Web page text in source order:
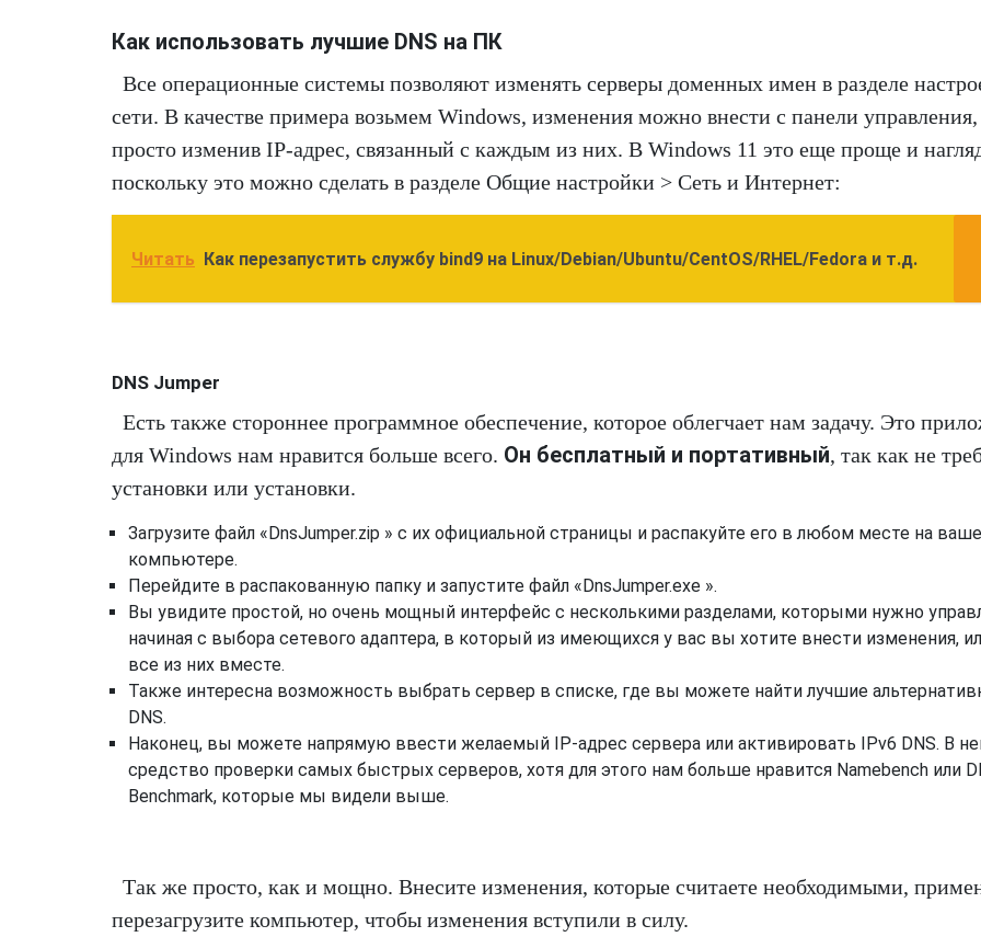
Как использовать лучшие DNS на ПК
Все операционные системы позволяют изменять серверы доменных имен в разделе
сети. В качестве примера возьмем Windows, изменения можно внести с панели управления,
просто изменив IP-адрес, связанный с каждым из них. В Windows 11 это еще проще и
поскольку это можно сделать в разделе Общие настройки > Сеть и Интернет:
Читать Как перезапустить службу bind9 на Linux/Debian/Ubuntu/CentOS/RHEL/Fedora и т.д.
DNS Jumper
Есть также стороннее программное обеспечение, которое облегчает нам задачу. Это
для Windows нам нравится больше всего. Он бесплатный и портативный, так как не
установки или установки.
Загрузите файл «DnsJumper.zip » с их официальной страницы и распакуйте его в любом месте на
компьютере.
Перейдите в распакованную папку и запустите файл «DnsJumper.exe ».
Вы увидите простой, но очень мощный интерфейс с несколькими разделами, которыми нужно
начиная с выбора сетевого адаптера, в который из имеющихся у вас вы хотите внести изменения,
все из них вместе.
Также интересна возможность выбрать сервер в списке, где вы можете найти лучшие
DNS.
Наконец, вы можете напрямую ввести желаемый IP-адрес сервера или активировать IPv6 DNS. В
средство проверки самых быстрых серверов, хотя для этого нам больше нравится Namebench или
Benchmark, которые мы видели выше.
Так же просто, как и мощно. Внесите изменения, которые считаете необходимыми,
перезагрузите компьютер, чтобы изменения вступили в силу.